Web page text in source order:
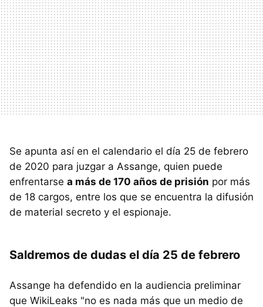
Se apunta así en el calendario el día 25 de febrero
de 2020 para juzgar a Assange, quien puede
enfrentarse a más de 170 años de prisión por más
de 18 cargos, entre los que se encuentra la difusión
de material secreto y el espionaje.
Saldremos de dudas el día 25 de febrero
Assange ha defendido en la audiencia preliminar
que WikiLeaks "no es nada más que un medio de